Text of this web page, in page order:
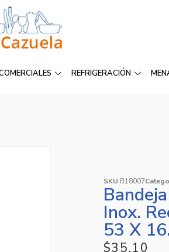
REFRIGERACIÓN
SKU B18007
Inox.
53 X
$35.10